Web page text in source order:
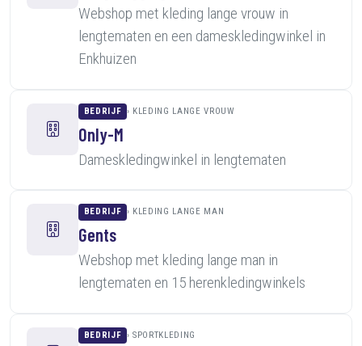
Webshop met kleding lange vrouw in
lengtematen en een dameskledingwinkel in
Enkhuizen
BEDRIJF KLEDING LANGE VROUW
Only-M
Dameskledingwinkel in lengtematen
BEDRIJF KLEDING LANGE MAN
Gents
Webshop met kleding lange man in
lengtematen en 15 herenkledingwinkels
BEDRIJF SPORTKLEDING